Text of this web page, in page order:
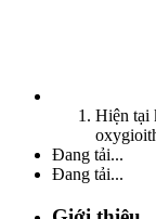
Hiện tại
Đang tải...
Đang tải...